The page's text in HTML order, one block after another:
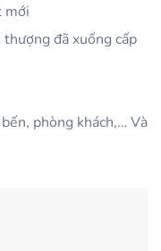
mới
đã xuống cấp
phòng khách,… Và